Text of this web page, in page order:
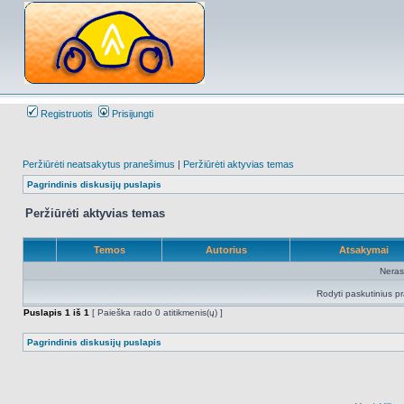
Registruotis Prisijungti
Peržiūrėti neatsakytus pranešimus | Peržiūrėti aktyvias temas
Pagrindinis diskusijų puslapis
Peržiūrėti aktyvias temas
Temos Autorius Atsakymai
Rodyti paskutinius
Puslapis 1 iš 1 [ Paieška rado 0 atitikmenis(ų) ]
Pagrindinis diskusijų puslapis